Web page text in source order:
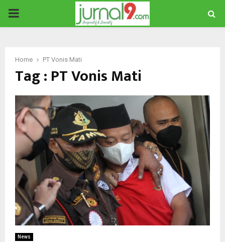
PRIMARY
Home PT Vonis Mati
Tag : PT Vonis Mati
News